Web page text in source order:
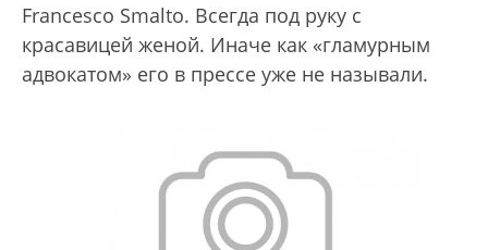
Francesco Smalto. Всегда под руку с
красавицей женой. Иначе как «гламурным
адвокатом» его в прессе уже не называли.